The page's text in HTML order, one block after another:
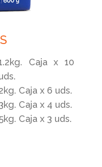
Caja x 10
Caja x 6 uds.
Caja x 4 uds.
Caja x 3 uds.